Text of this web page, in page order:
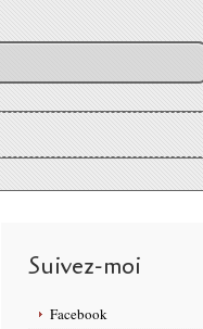
Suivez-moi
Facebook